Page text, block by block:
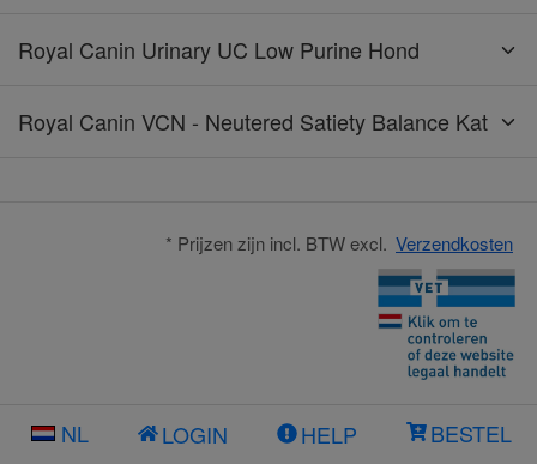
Royal Canin Urinary UC Low Purine Hond
Royal Canin VCN - Neutered Satiety Balance Kat
* Prijzen zijn incl. BTW excl. Verzendkosten
NL LOGIN HELP BESTEL